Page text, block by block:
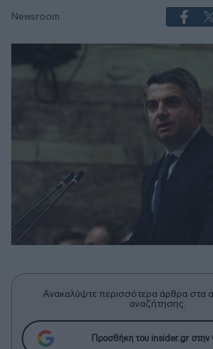
Newsroom
Ανακαλύψτε περισσότερα άρθρα στα
αναζήτησης.
Προσθήκη του insider.gr στην